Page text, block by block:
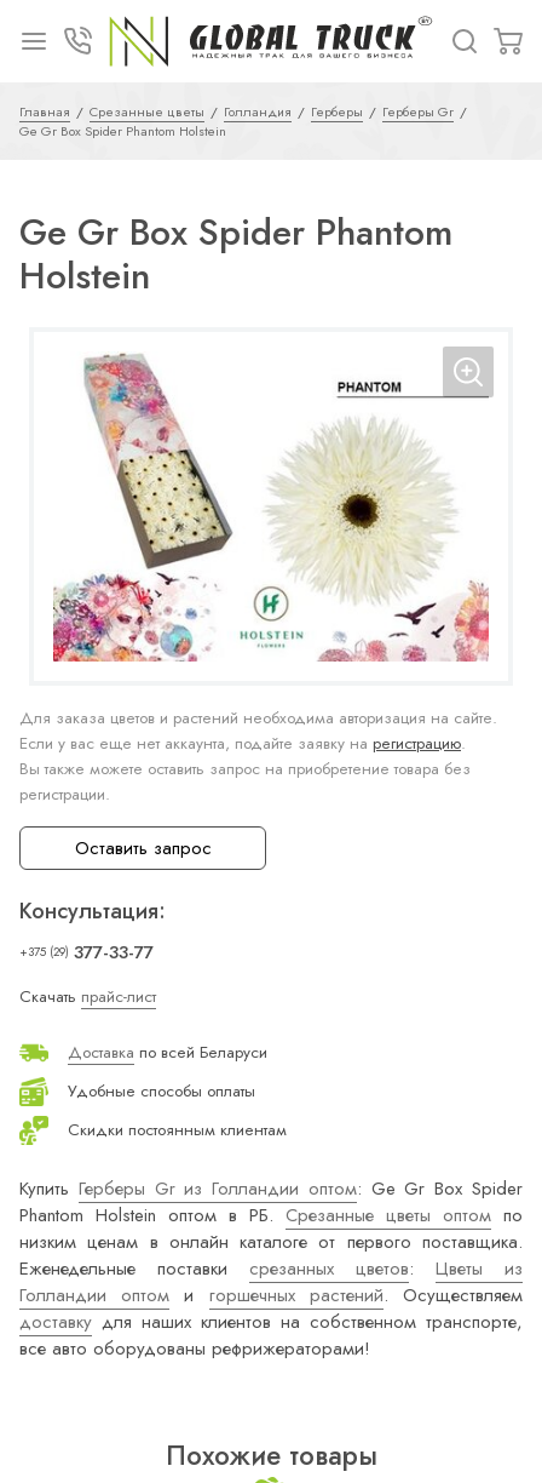
Главная Срезанные цветы Голландия Герберы
Герберы Gr
Ge Gr Box Spider Phantom Holstein
Ge Gr Box Spider Phantom
Holstein
Для заказа цветов и растений необходима авторизация на сайте.
Если у вас еще нет аккаунта, подайте заявку на регистрацию.
Вы также можете оставить запрос на приобретение товара без
регистрации.
Оставить запрос
Консультация:
+375 (29) 377-33-77
Скачать прайс-лист
Доставка по всей Беларуси
Удобные способы оплаты
Скидки постоянным клиентам
Купить Герберы Gr из Голландии оптом: Ge Gr Box Spider
Phantom Holstein оптом в РБ. Срезанные цветы оптом по
низким ценам в онлайн каталоге от первого поставщика.
Еженедельные поставки срезанных цветов: Цветы из
Голландии оптом и горшечных растений. Осуществляем
доставку для наших клиентов на собственном транспорте,
все авто оборудованы рефрижераторами!
Похожие товары